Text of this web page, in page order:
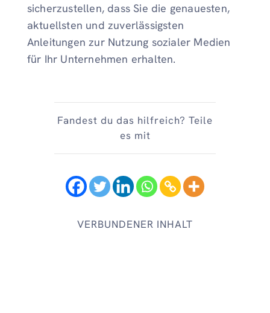
sicherzustellen, dass Sie die genauesten,
aktuellsten und zuverlässigsten
Anleitungen zur Nutzung sozialer Medien
für Ihr Unternehmen erhalten.
Fandest du das hilfreich? Teile
es mit
VERBUNDENER INHALT